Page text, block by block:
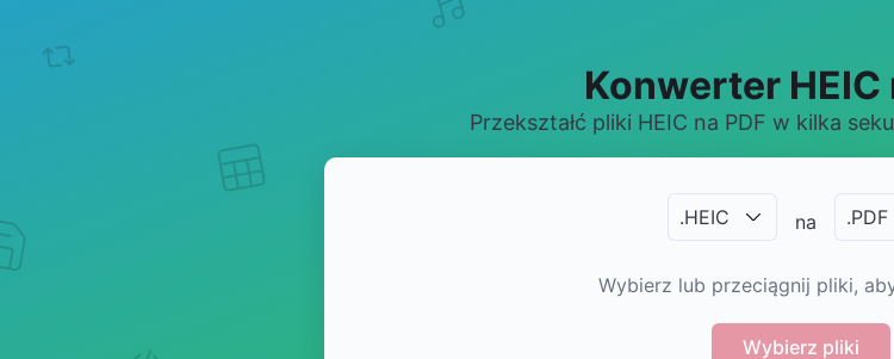
Konwerter HEIC
Przekształć pliki HEIC na PDF w kilka
.HEIC na .PDF
Wybierz lub przeciągnij pliki,
Wybierz pliki